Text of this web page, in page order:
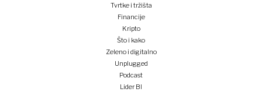
Tvrtke i tržišta
Financije
Kripto
Što i kako
Zeleno i digitalno
Unplugged
Podcast
Lider BI